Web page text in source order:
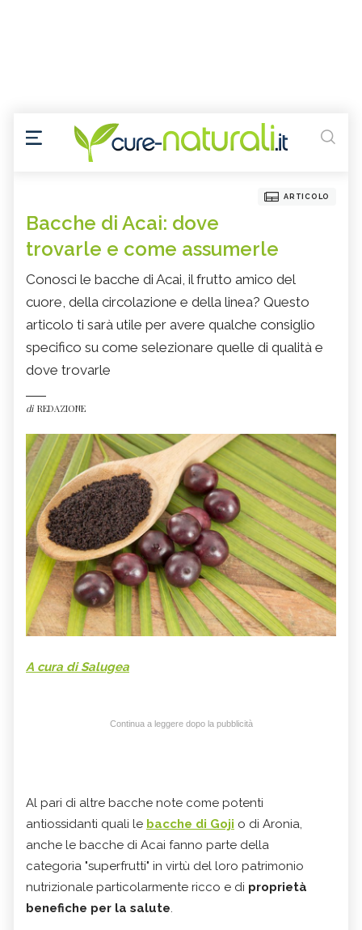
ARTICOLO
Bacche di Acai: dove
trovarle e come assumerle
Conosci le bacche di Acai, il frutto amico del
cuore, della circolazione e della linea? Questo
articolo ti sarà utile per avere qualche consiglio
specifico su come selezionare quelle di qualità e
dove trovarle
di REDAZIONE
A cura di Salugea
Continua a leggere dopo la pubblicità
Al pari di altre bacche note come potenti
antiossidanti quali le bacche di Goji o di Aronia,
anche le bacche di Acai fanno parte della
categoria "superfrutti" in virtù del loro patrimonio
nutrizionale particolarmente ricco e di proprietà
benefiche per la salute.